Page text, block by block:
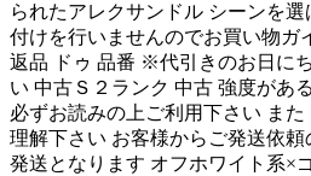
られたアレクサンドル シーンを
付けを行いませんのでお買い物ガ
返品 ドゥ 品番 ※代引きのお日に
い 中古Ｓ２ランク 中古 強度があ
必ずお読みの上ご利用下さい ま
理解下さい お客様からご発送依
発送となります オフホワイト系×